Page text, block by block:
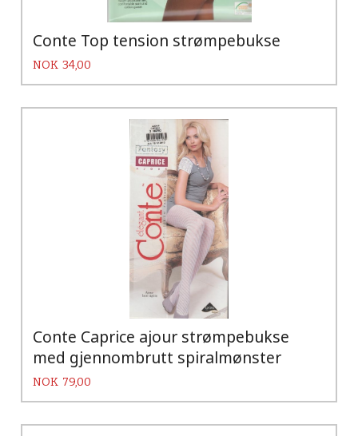
Conte Top tension strømpebukse
Pris
NOK 34,00
Conte Caprice ajour strømpebukse
med gjennombrutt spiralmønster
Pris
NOK 79,00